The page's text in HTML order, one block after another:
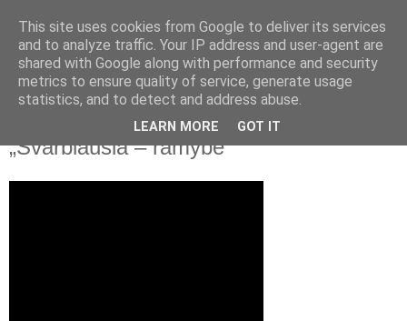
2020 m. spalio 19 d., pirmadienis
Metų mokytojas Aleksandras Ronkus:
„Svarbiausia – ramybė“
This site uses cookies from Google to deliver its services
and to analyze traffic. Your IP address and user-agent are
shared with Google along with performance and security
metrics to ensure quality of service, generate usage
statistics, and to detect and address abuse.
LEARN MORE GOT IT